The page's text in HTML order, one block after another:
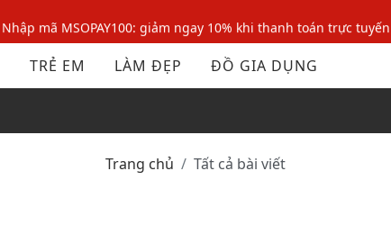
Nhập mã MSOPAY100: giảm ngay 10% khi thanh toán trực tuyến
Nhập mã: MSOXINCHAO - Giảm 10% đơn đầu cho thành viên mới!
Nhập mã MSOPAY100: giảm ngay 10% khi thanh toán trực tuyến
TRẺ EM LÀM ĐẸP ĐỒ GIA DỤNG
Trang chủ Tất cả bài viết